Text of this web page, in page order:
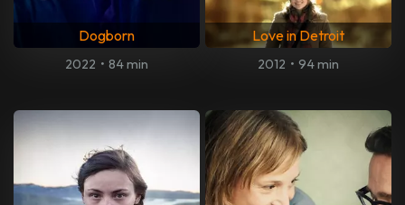
Dogborn
2022 • 84 min
Love in Detroit
2012 • 94 min